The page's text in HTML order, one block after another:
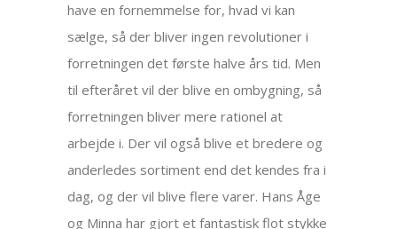
have en fornemmelse for, hvad vi kan
sælge, så der bliver ingen revolutioner i
forretningen det første halve års tid. Men
til efteråret vil der blive en ombygning, så
forretningen bliver mere rationel at
arbejde i. Der vil også blive et bredere og
anderledes sortiment end det kendes fra i
dag, og der vil blive flere varer. Hans Åge
og Minna har gjort et fantastisk flot stykke